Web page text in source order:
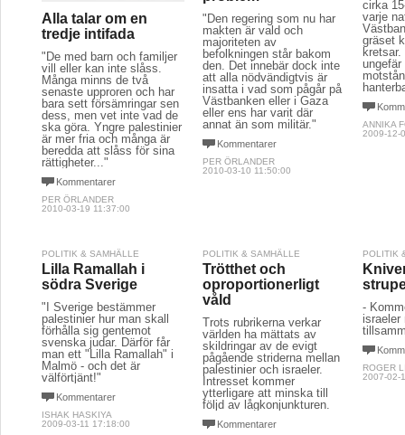
Alla talar om en
tredje intifada
"De med barn och familjer
vill eller kan inte slåss.
Många minns de två
senaste upproren och har
bara sett försämringar sen
dess, men vet inte vad de
ska göra. Yngre palestinier
är mer fria och många är
beredda att slåss för sina
rättigheter..."
Kommentarer
PER ÖRLANDER
2010-03-19 11:37:00
"Den regering som nu har
makten är vald och
majoriteten av
befolkningen står bakom
den. Det innebär dock inte
att alla nödvändigtvis är
insatta i vad som pågår på
Västbanken eller i Gaza
eller ens har varit där
annat än som militär."
Kommentarer
PER ÖRLANDER
2010-03-10 11:50:00
cirka
varje
gräset
ANNIKA
2009-12-
POLITIK & SAMHÄLLE
Lilla Ramallah i
södra Sverige
"I Sverige bestämmer
palestinier hur man skall
förhålla sig gentemot
svenska judar. Därför får
man ett "Lilla Ramallah" i
Malmö - och det är
välförtjänt!"
Kommentarer
ISHAK HASKIYA
2009-03-11 17:18:00
POLITIK & SAMHÄLLE
Trötthet och
oproportionerligt
våld
Trots rubrikerna verkar
världen ha mättats av
skildringar av de evigt
pågående striderna mellan
palestinier och israeler.
Intresset kommer
ytterligare att minska till
följd av lågkonjunkturen.
Kommentarer
POLITIK
-
israeler
ROGER
2007-02-